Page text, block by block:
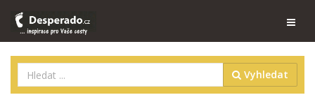
Vyhledat